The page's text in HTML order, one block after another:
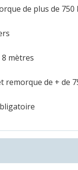
de plus de 750
mètres
remorque de + de